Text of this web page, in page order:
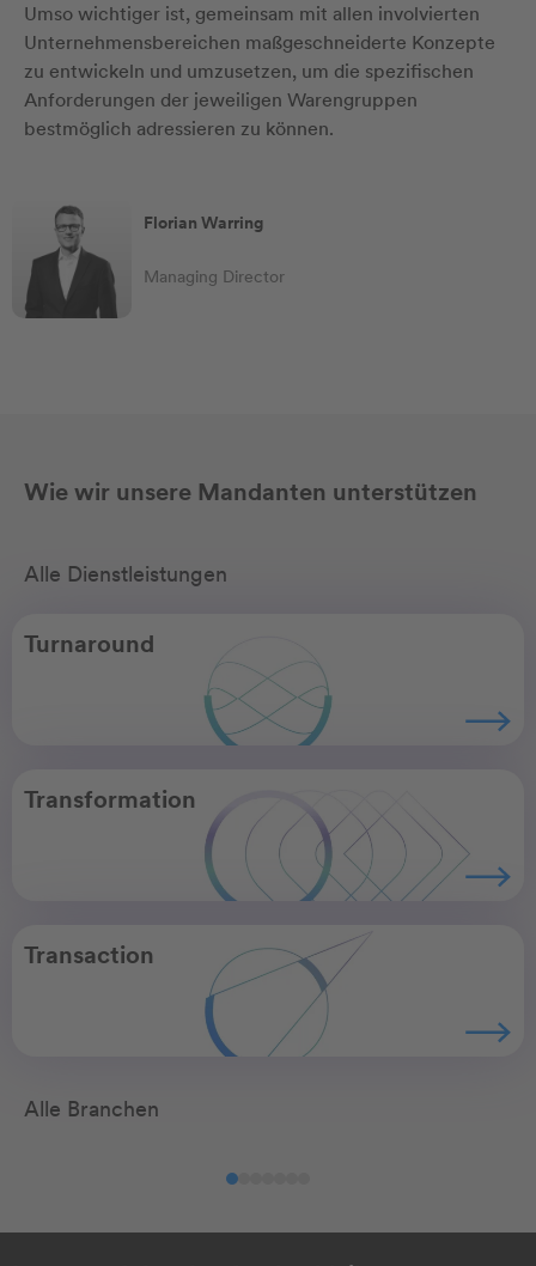
Umso wichtiger ist, gemeinsam mit allen involvierten
Unternehmensbereichen maßgeschneiderte Konzepte
zu entwickeln und umzusetzen, um die spezifischen
Anforderungen der jeweiligen Warengruppen
bestmöglich adressieren zu können.
Florian Warring
Managing Director
Wie wir unsere Mandanten unterstützen
Alle Dienstleistungen
Turnaround
Transformation
Transaction
Alle Branchen